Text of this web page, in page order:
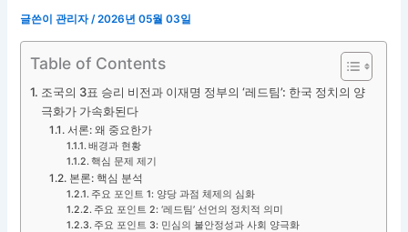
글쓴이관리자/2026년 05월 03일
Table of Contents
조국의 3표 승리 비전과 이재명 정부의 ‘레드팀’: 한국 정치의 양
극화가 가속화된다
서론: 왜 중요한가
배경과 현황
핵심 문제 제기
본론: 핵심 분석
주요 포인트 1: 양당 과점 체제의 심화
주요 포인트 2: ‘레드팀’ 선언의 정치적 의미
주요 포인트 3: 민심의 불안정성과 사회 양극화